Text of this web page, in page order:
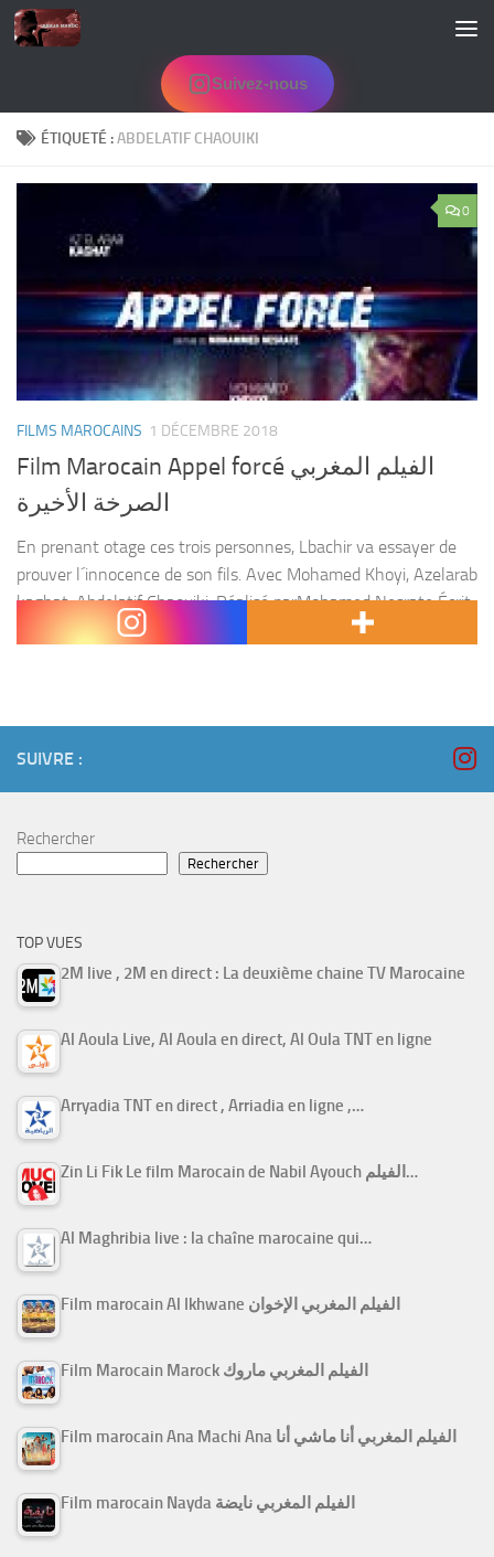
Skip to content
Suivez-nous
ÉTIQUETÉ :ABDELATIF CHAOUIKI
0
FILMS MAROCAINS 1 DÉCEMBRE 2018
Film Marocain Appel forcé الفيلم المغربي
الصرخة الأخيرة
En prenant otage ces trois personnes, Lbachir va essayer de
prouver l´innocence de son fils. Avec Mohamed Khoyi, Azelarab
kaghat, Abdelatif Chaouiki, Réalisé parMohamed Nesrate Écrit
par Adnane Moheja Produit par SNRT & VIDEORAMA...
SUIVRE :
Rechercher
Rechercher
TOP VUES
2M live , 2M en direct : La deuxième chaine TV Marocaine
Al Aoula Live, Al Aoula en direct, Al Oula TNT en ligne
Arryadia TNT en direct , Arriadia en ligne ,…
Zin Li Fik Le film Marocain de Nabil Ayouch الفيلم…
Al Maghribia live : la chaîne marocaine qui…
Film marocain Al Ikhwane الفيلم المغربي الإخوان
Film Marocain Marock الفيلم المغربي ماروك
Film marocain Ana Machi Ana الفيلم المغربي أنا ماشي أنا
Film marocain Nayda الفيلم المغربي نايضة